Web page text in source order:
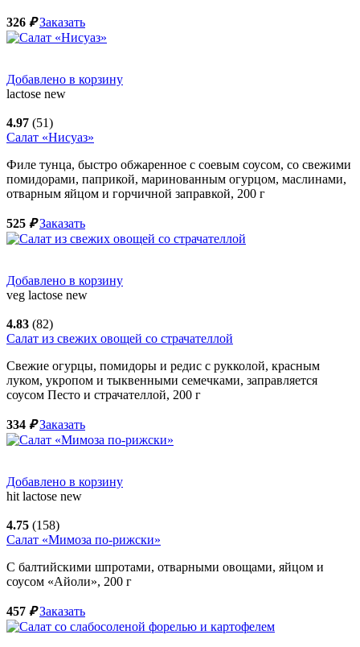
326 ₽ Заказать
Добавлено в корзину
lactose new
4.97 (51)
Салат «Нисуаз»
Филе тунца, быстро обжаренное с соевым соусом, со свежими
помидорами, паприкой, маринованным огурцом, маслинами,
отварным яйцом и горчичной заправкой, 200 г
525 ₽ Заказать
Добавлено в корзину
veg lactose new
4.83 (82)
Салат из свежих овощей со страчателлой
Свежие огурцы, помидоры и редис с рукколой, красным
луком, укропом и тыквенными семечками, заправляется
соусом Песто и страчателлой, 200 г
334 ₽ Заказать
Добавлено в корзину
hit lactose new
4.75 (158)
Салат «Мимоза по-рижски»
С балтийскими шпротами, отварными овощами, яйцом и
соусом «Айоли», 200 г
457 ₽ Заказать